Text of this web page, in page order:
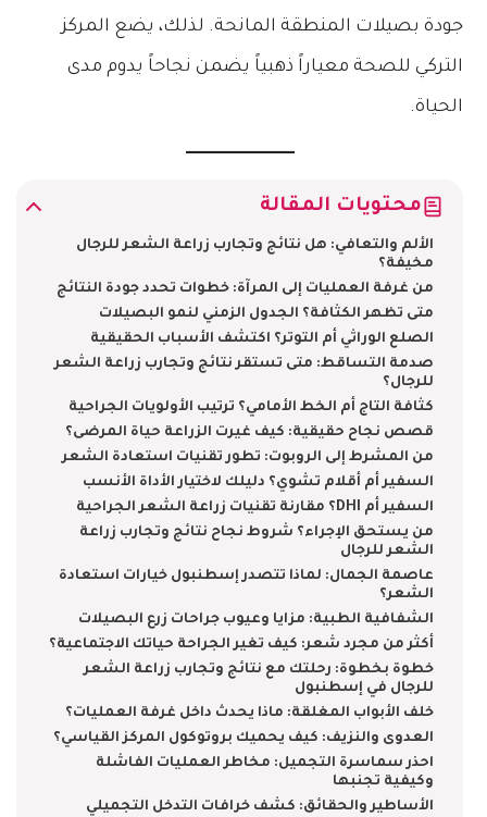
جودة بصيلات المنطقة المانحة. لذلك، يضع المركز
التركي للصحة معياراً ذهبياً يضمن نجاحاً يدوم مدى
الحياة.
محتويات المقالة
الألم والتعافي: هل نتائج وتجارب زراعة الشعر للرجال
مخيفة؟
من غرفة العمليات إلى المرآة: خطوات تحدد جودة النتائج
متى تظهر الكثافة؟ الجدول الزمني لنمو البصيلات
الصلع الوراثي أم التوتر؟ اكتشف الأسباب الحقيقية
صدمة التساقط: متى تستقر نتائج وتجارب زراعة الشعر
للرجال؟
كثافة التاج أم الخط الأمامي؟ ترتيب الأولويات الجراحية
قصص نجاح حقيقية: كيف غيرت الزراعة حياة المرضى؟
من المشرط إلى الروبوت: تطور تقنيات استعادة الشعر
السفير أم أقلام تشوي؟ دليلك لاختيار الأداة الأنسب
السفير أم DHI؟ مقارنة تقنيات زراعة الشعر الجراحية
من يستحق الإجراء؟ شروط نجاح نتائج وتجارب زراعة
الشعر للرجال
عاصمة الجمال: لماذا تتصدر إسطنبول خيارات استعادة
الشعر؟
الشفافية الطبية: مزايا وعيوب جراحات زرع البصيلات
أكثر من مجرد شعر: كيف تغير الجراحة حياتك الاجتماعية؟
خطوة بخطوة: رحلتك مع نتائج وتجارب زراعة الشعر
للرجال في إسطنبول
خلف الأبواب المغلقة: ماذا يحدث داخل غرفة العمليات؟
العدوى والنزيف: كيف يحميك بروتوكول المركز القياسي؟
احذر سماسرة التجميل: مخاطر العمليات الفاشلة
وكيفية تجنبها
الأساطير والحقائق: كشف خرافات التدخل التجميلي